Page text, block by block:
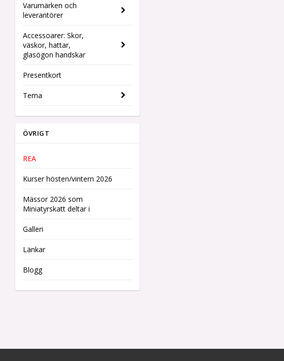
Varumärken och
leverantörer
Accessoarer: Skor,
väskor, hattar,
glasögon handskar
Presentkort
Tema
ÖVRIGT
REA
Kurser hösten/vintern 2026
Mässor 2026 som
Miniatyrskatt deltar i
Galleri
Länkar
Blogg